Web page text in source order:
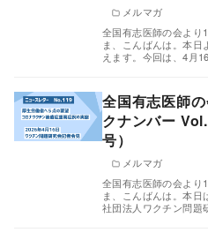
メルマガ
全国有志医師の会より
ま、こんばんは。本日
えます。今回は、4月
全国有志医師
クナンバー
号）
メルマガ
全国有志医師の会より
ま、こんばんは。本
社団法人ワクチン問題